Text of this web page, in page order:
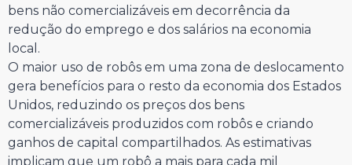
bens não comercializáveis em decorrência da
redução do emprego e dos salários na economia
local.
O maior uso de robôs em uma zona de deslocamento
gera benefícios para o resto da economia dos Estados
Unidos, reduzindo os preços dos bens
comercializáveis produzidos com robôs e criando
ganhos de capital compartilhados. As estimativas
implicam que um robô a mais para cada mil